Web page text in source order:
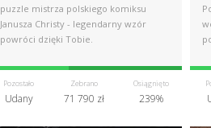
puzzle mistrza polskiego komiksu
Janusza Christy - legendarny wzór
powróci dzięki Tobie.
Pozostało
Udany
Zebrano
71 790 zł
Osiągnięto
239%